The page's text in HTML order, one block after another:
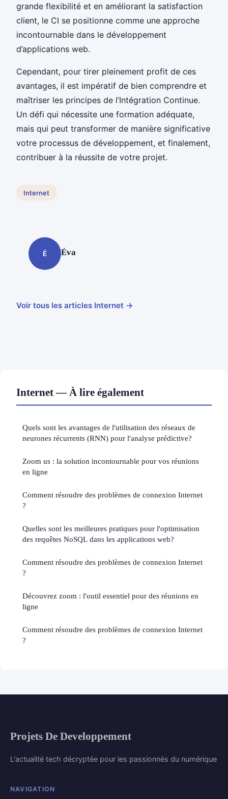
grande flexibilité et en améliorant la satisfaction
client, le CI se positionne comme une approche
incontournable dans le développement
d’applications web.
Cependant, pour tirer pleinement profit de ces
avantages, il est impératif de bien comprendre et
maîtriser les principes de l’Intégration Continue.
Un défi qui nécessite une formation adéquate,
mais qui peut transformer de manière significative
votre processus de développement, et finalement,
contribuer à la réussite de votre projet.
Internet
É Éva
Voir tous les articles Internet →
Internet — À lire également
Quels sont les avantages de l'utilisation des réseaux de
neurones récurrents (RNN) pour l'analyse prédictive?
Zoom us : la solution incontournable pour vos réunions
en ligne
Comment résoudre des problèmes de connexion Internet
?
Quelles sont les meilleures pratiques pour l'optimisation
des requêtes NoSQL dans les applications web?
Comment résoudre des problèmes de connexion Internet
?
Découvrez zoom : l'outil essentiel pour des réunions en
ligne
Comment résoudre des problèmes de connexion Internet
?
Projets De Developpement
L'actualité tech décryptée pour les passionnés du numérique
NAVIGATION